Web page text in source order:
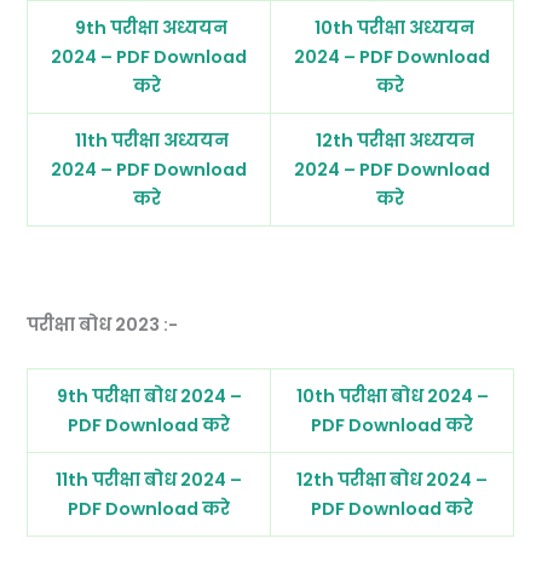
9th परीक्षा अध्ययन
2024 – PDF Download
करे
10th परीक्षा अध्ययन
2024 – PDF Download
करे
11th परीक्षा अध्ययन
2024 – PDF Download
करे
12th परीक्षा अध्ययन
2024 – PDF Download
करे
परीक्षा बोध 2023 :-
9th परीक्षा बोध 2024 –
PDF Download करे
10th परीक्षा बोध 2024 –
PDF Download करे
11th परीक्षा बोध 2024 –
PDF Download करे
12th परीक्षा बोध 2024 –
PDF Download करे